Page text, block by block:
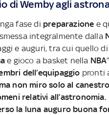
di Wemby agli
fase di preparazione e
integralmente dalla
e auguri, tra cui quello di
e gioco a basket nella NBA
dell’equipaggio pronti
non miro solo al
relativi
la luna auguro buona